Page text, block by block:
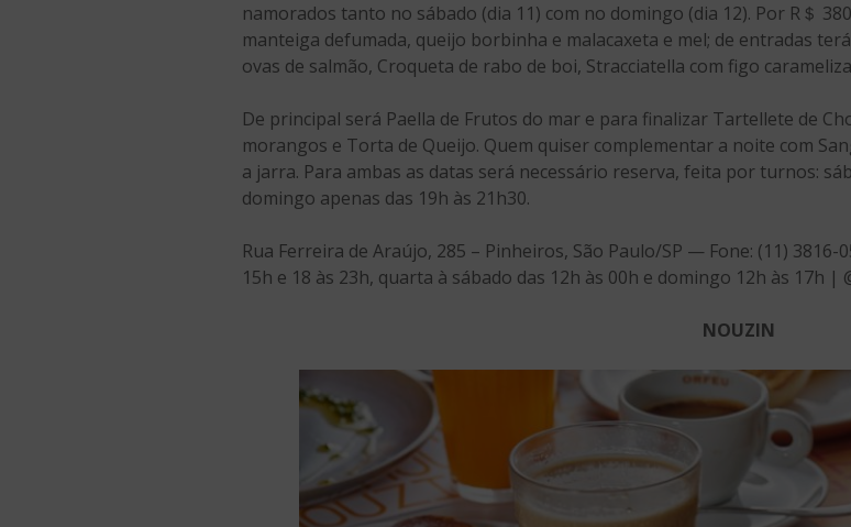
namorados tanto no sábado (dia 11) com no domingo (dia 12). Por R＄
manteiga defumada, queijo borbinha e malacaxeta e mel; de entradas
ovas de salmão, Croqueta de rabo de boi, Stracciatella com figo
De principal será Paella de Frutos do mar e para finalizar Tartellete de
morangos e Torta de Queijo. Quem quiser complementar a noite com
a jarra. Para ambas as datas será necessário reserva, feita por turnos:
domingo apenas das 19h às 21h30.
Rua Ferreira de Araújo, 285 – Pinheiros, São Paulo/SP — Fone: (11)
15h e 18 às 23h, quarta à sábado das 12h às 00h e domingo 12h às 17h |
NOUZIN